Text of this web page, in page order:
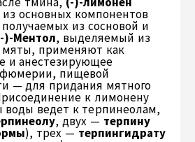
основных компонентов
из сосновой и
)-Ментол, выделяемый из
мяты, применяют как
и анестезирующее
пищевой
— для придания мятного
к лимонену
ведет к терпинеолам,
, двух — терпину
), трех —терпингидрату